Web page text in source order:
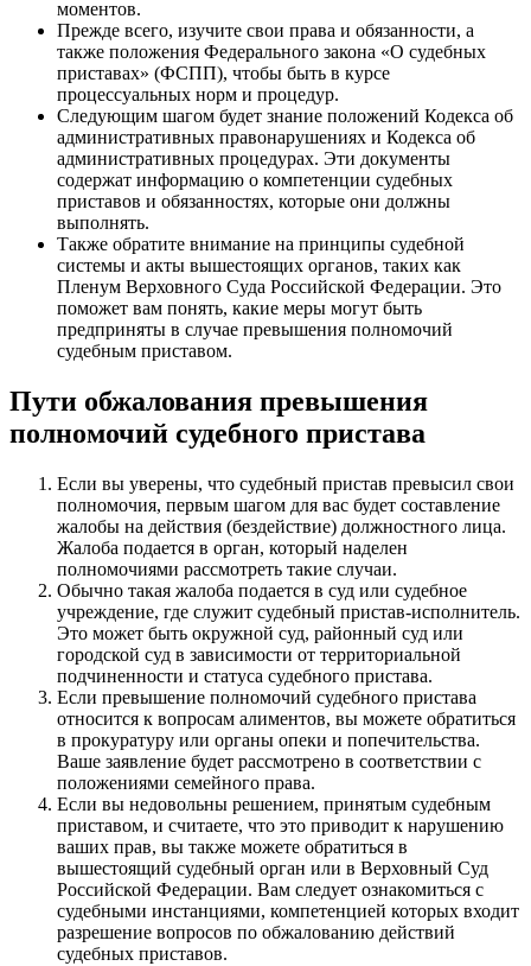
моментов.
Прежде всего, изучите свои права и обязанности, а
также положения Федерального закона «О судебных
приставах» (ФСПП), чтобы быть в курсе
процессуальных норм и процедур.
Следующим шагом будет знание положений Кодекса об
административных правонарушениях и Кодекса об
административных процедурах. Эти документы
содержат информацию о компетенции судебных
приставов и обязанностях, которые они должны
выполнять.
Также обратите внимание на принципы судебной
системы и акты вышестоящих органов, таких как
Пленум Верховного Суда Российской Федерации. Это
поможет вам понять, какие меры могут быть
предприняты в случае превышения полномочий
судебным приставом.
Пути обжалования превышения
полномочий судебного пристава
Если вы уверены, что судебный пристав превысил свои
полномочия, первым шагом для вас будет составление
жалобы на действия (бездействие) должностного лица.
Жалоба подается в орган, который наделен
полномочиями рассмотреть такие случаи.
Обычно такая жалоба подается в суд или судебное
учреждение, где служит судебный пристав-исполнитель.
Это может быть окружной суд, районный суд или
городской суд в зависимости от территориальной
подчиненности и статуса судебного пристава.
Если превышение полномочий судебного пристава
относится к вопросам алиментов, вы можете обратиться
в прокуратуру или органы опеки и попечительства.
Ваше заявление будет рассмотрено в соответствии с
положениями семейного права.
Если вы недовольны решением, принятым судебным
приставом, и считаете, что это приводит к нарушению
ваших прав, вы также можете обратиться в
вышестоящий судебный орган или в Верховный Суд
Российской Федерации. Вам следует ознакомиться с
судебными инстанциями, компетенцией которых входит
разрешение вопросов по обжалованию действий
судебных приставов.